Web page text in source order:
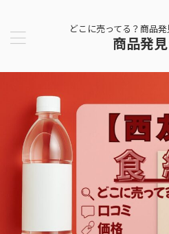
どこに売ってる？商品
商品発